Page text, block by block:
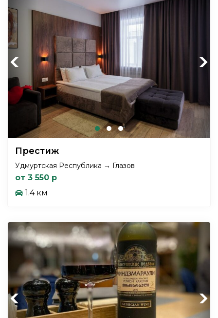
Previous Next
Престиж
Удмуртская Республика → Глазов
от 3 550 р
1.4 км
Previous Next